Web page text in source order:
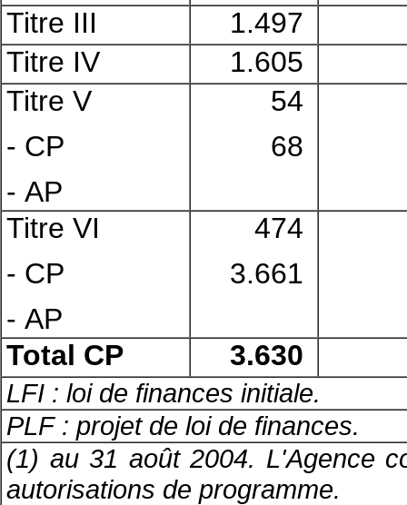
Titre III
1.497
Titre IV
1.605
Titre V
- CP
- AP
54
68
Titre VI
- CP
- AP
474
3.661
Total CP 3.630
LFI : loi de finances initiale.
PLF : projet de loi de finances.
(1) au 31 août 2004. L'Agence
autorisations de programme.